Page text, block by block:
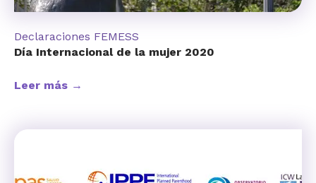
Declaraciones FEMESS
Día Internacional de la mujer 2020
Leer más →